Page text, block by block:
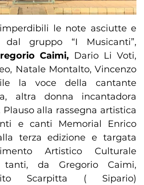
le note asciutte e
dal gruppo “I Musicanti”,
Caimi, Dario Li Voti,
Natale Montalto, Vincenzo
la voce della cantante
altra donna incantadora
alla rassegna artistica
e canti Memorial Enrico
terza edizione e targata
Artistico Culturale
da Gregorio Caimi,
Scarpitta ( Sipario)